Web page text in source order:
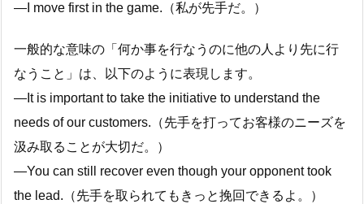
―I move first in the game.（私が先手だ。）
一般的な意味の「何か事を行なうのに他の人より先に行
なうこと」は、以下のように表現します。
―It is important to take the initiative to understand the
needs of our customers.（先手を打ってお客様のニーズを
汲み取ることが大切だ。）
―You can still recover even though your opponent took
the lead.（先手を取られてもきっと挽回できるよ。）